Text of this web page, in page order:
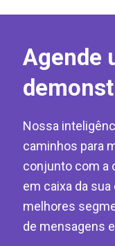
Agende
Nossa
caminhos para
conjunto com a
em caixa da
melhores
de mensagens